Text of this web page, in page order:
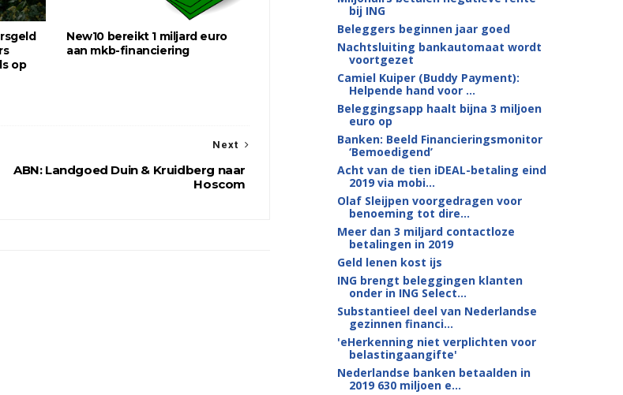
op
New10 bereikt 1 miljard euro
aan mkb-financiering
Next
ABN: Landgoed Duin & Kruidberg naar
Hoscom
bij ING
Beleggers beginnen jaar goed
Nachtsluiting bankautomaat wordt
voortgezet
Camiel Kuiper (Buddy Payment):
Helpende hand voor ...
Beleggingsapp haalt bijna 3 miljoen
euro op
Banken: Beeld Financieringsmonitor
‘Bemoedigend’
Acht van de tien iDEAL-betaling eind
2019 via mobi...
Olaf Sleijpen voorgedragen voor
benoeming tot dire...
Meer dan 3 miljard contactloze
betalingen in 2019
Geld lenen kost ijs
ING brengt beleggingen klanten
onder in ING Select...
Substantieel deel van Nederlandse
gezinnen financi...
'eHerkenning niet verplichten voor
belastingaangifte'
Nederlandse banken betaalden in
2019 630 miljoen e...